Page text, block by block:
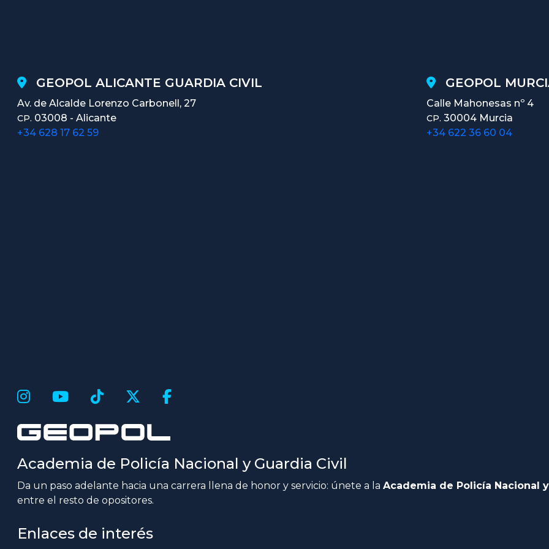
GEOPOL ALICANTE GUARDIA CIVIL
Av. de Alcalde Lorenzo Carbonell, 27
CP. 03008 - Alicante
+34 628 17 62 59
GEOPOL
Calle Mahonesas nº 4
CP. 30004 Murcia
+34 622 36 60 04
Academia de Policía Nacional y Guardia Civil
Da un paso adelante hacia una carrera llena de honor y servicio: únete a la Academia de Policía Nacional
entre el resto de opositores.
Enlaces de interés